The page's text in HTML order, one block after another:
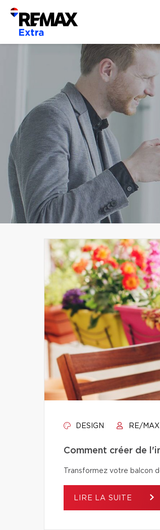
DESIGN RE/
Comment créer de
Transformez votre balcon
LIRE LA SUITE